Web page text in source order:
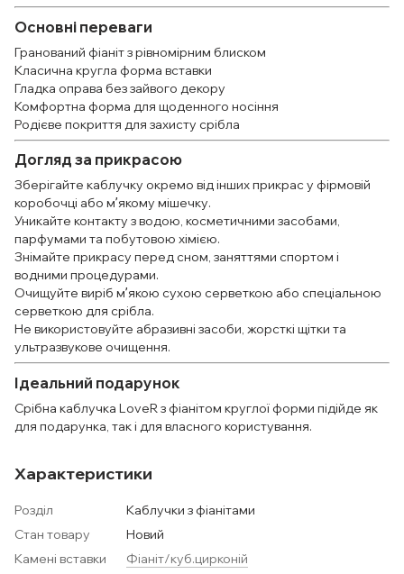
Основні переваги
Гранований фіаніт з рівномірним блиском
Класична кругла форма вставки
Гладка оправа без зайвого декору
Комфортна форма для щоденного носіння
Родієве покриття для захисту срібла
Догляд за прикрасою
Зберігайте каблучку окремо від інших прикрас у фірмовій
коробочці або мʼякому мішечку.
Уникайте контакту з водою, косметичними засобами,
парфумами та побутовою хімією.
Знімайте прикрасу перед сном, заняттями спортом і
водними процедурами.
Очищуйте виріб мʼякою сухою серветкою або спеціальною
серветкою для срібла.
Не використовуйте абразивні засоби, жорсткі щітки та
ультразвукове очищення.
Ідеальний подарунок
Срібна каблучка LoveR з фіанітом круглої форми підійде як
для подарунка, так і для власного користування.
Характеристики
Розділ
Каблучки з фіанітами
Стан товару
Новий
Камені вставки
Фіаніт/куб.цирконій